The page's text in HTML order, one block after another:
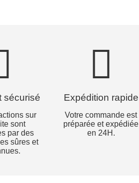
sécurisé
sur
sont
par des
sûres et
Expédition rapide
Votre commande est
préparée et expédiée
en 24H.